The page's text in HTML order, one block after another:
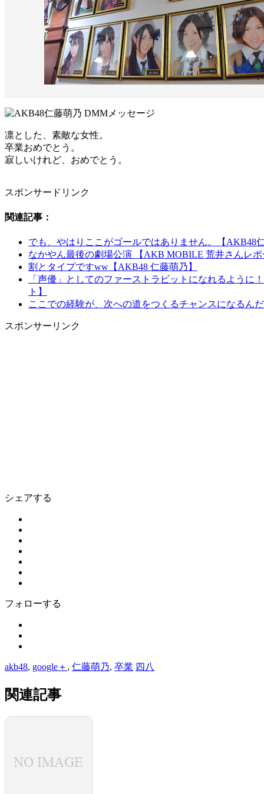
凛とした、素敵な女性。
卒業おめでとう。
寂しいけれど、おめでとう。
スポンサードリンク
関連記事：
でも、やはりここがゴールではありません。【AKB48
なかやん最後の劇場公演 【AKB MOBILE 荒井さんレ
割とタイプですww【AKB48 仁藤萌乃】
「声優」としてのファーストラビットになれるように
ト】
ここでの経験が、次への道をつくるチャンスになるん
スポンサーリンク
シェアする
フォローする
akb48, google＋ , 仁藤萌乃, 卒業 四八
関連記事